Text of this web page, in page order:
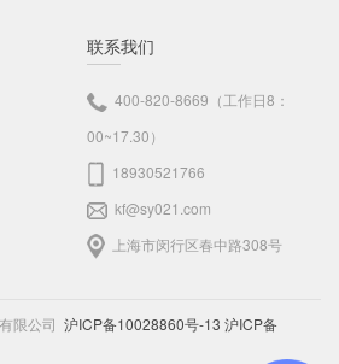
联系我们
400-820-8669（工作日8：
00~17.30）
18930521766
kf@sy021.com
上海市闵行区春中路308号
限公司 沪ICP备10028860号-13 沪ICP备